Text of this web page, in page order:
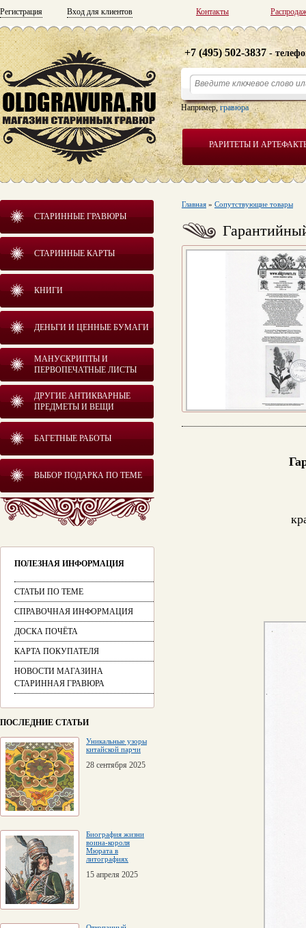
Регистрация Вход для клиентов Контакты
РАРИТЕТЫ И
+7 (495) 502-3837 -
Например,гравюра
СТАРИННЫЕ ГРАВЮРЫ
СТАРИННЫЕ КАРТЫ
КНИГИ
ДЕНЬГИ И ЦЕННЫЕ БУМАГИ
МАНУСКРИПТЫ И
ПЕРВОПЕЧАТНЫЕ ЛИСТЫ
ДРУГИЕ АНТИКВАРНЫЕ
ПРЕДМЕТЫ И ВЕЩИ
БАГЕТНЫЕ РАБОТЫ
ВЫБОР ПОДАРКА ПО ТЕМЕ
ПОЛЕЗНАЯ ИНФОРМАЦИЯ
СТАТЬИ ПО ТЕМЕ
СПРАВОЧНАЯ ИНФОРМАЦИЯ
ДОСКА ПОЧЁТА
КАРТА ПОКУПАТЕЛЯ
НОВОСТИ МАГАЗИНА
СТАРИННАЯ ГРАВЮРА
ПОСЛЕДНИЕ СТАТЬИ
Уникальные узоры
китайской парчи
28 сентября 2025
Биография жизни
воина-короля
Мюрата в
литографиях
15 апреля 2025
Главная » Сопутствующие товары